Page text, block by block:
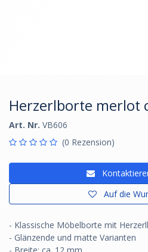
Herzerlborte merlot
Art. Nr. VB606
(0 Rezension)
Auf die
- Klassische Möbelborte mit
- Glänzende und matte Varianten